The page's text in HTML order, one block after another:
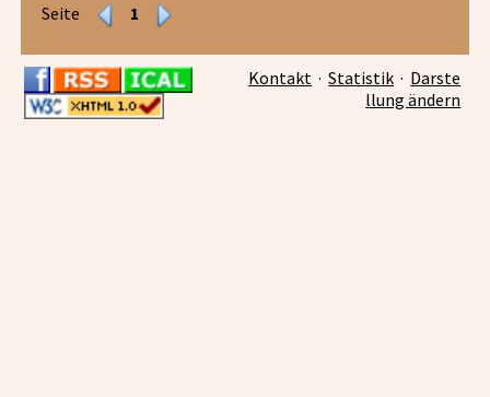
Seite 1
Kontakt ·Statistik · Darste
llung ändern